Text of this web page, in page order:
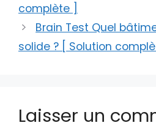
complète ]
Brain Test Quel
solide ? [ Solution
Laisser un